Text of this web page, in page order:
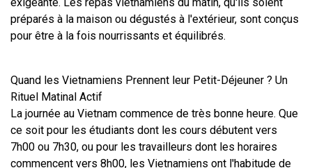
préparés à la maison ou dégustés à l'extérieur, sont conçus
pour être à la fois nourrissants et équilibrés.
Quand les Vietnamiens Prennent leur Petit-Déjeuner ? Un
Rituel Matinal Actif
La journée au Vietnam commence de très bonne heure. Que
ce soit pour les étudiants dont les cours débutent vers
7h00 ou 7h30, ou pour les travailleurs dont les horaires
commencent vers 8h00, les Vietnamiens ont l'habitude de